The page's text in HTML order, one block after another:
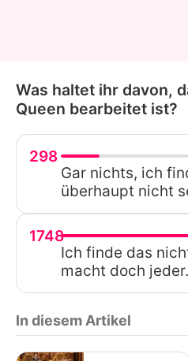
Was haltet ihr davon,
Queen bearbeitet ist?
298
Gar nichts, ich
überhaupt nicht
1748
Ich finde das
macht doch jeder.
In diesem Artikel